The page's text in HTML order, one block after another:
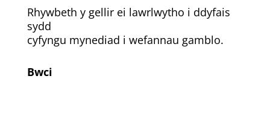
Rhywbeth y gellir ei lawrlwytho i ddyfais
sydd
cyfyngu mynediad i wefannau gamblo.
Bwci